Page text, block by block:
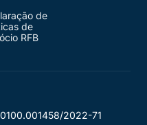
de
de
RFB
2022-71